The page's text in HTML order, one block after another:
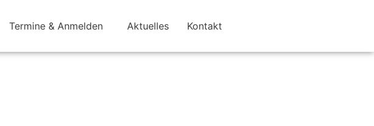
Termine & Anmelden Aktuelles Kontakt